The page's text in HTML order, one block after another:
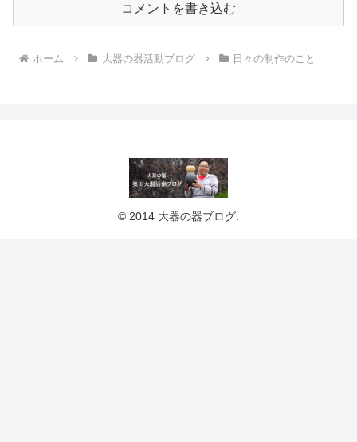
コメントを書き込む
ホーム 大器の器活動ブログ 日々の制作のこと
© 2014 大器の器ブログ.